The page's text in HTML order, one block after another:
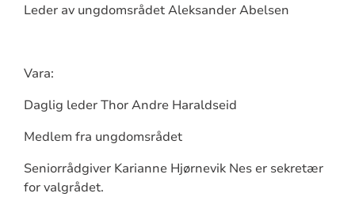
Leder av ungdomsrådet Aleksander Abelsen
Vara:
Daglig leder Thor Andre Haraldseid
Medlem fra ungdomsrådet
Seniorrådgiver Karianne Hjørnevik Nes er sekretær
for valgrådet.